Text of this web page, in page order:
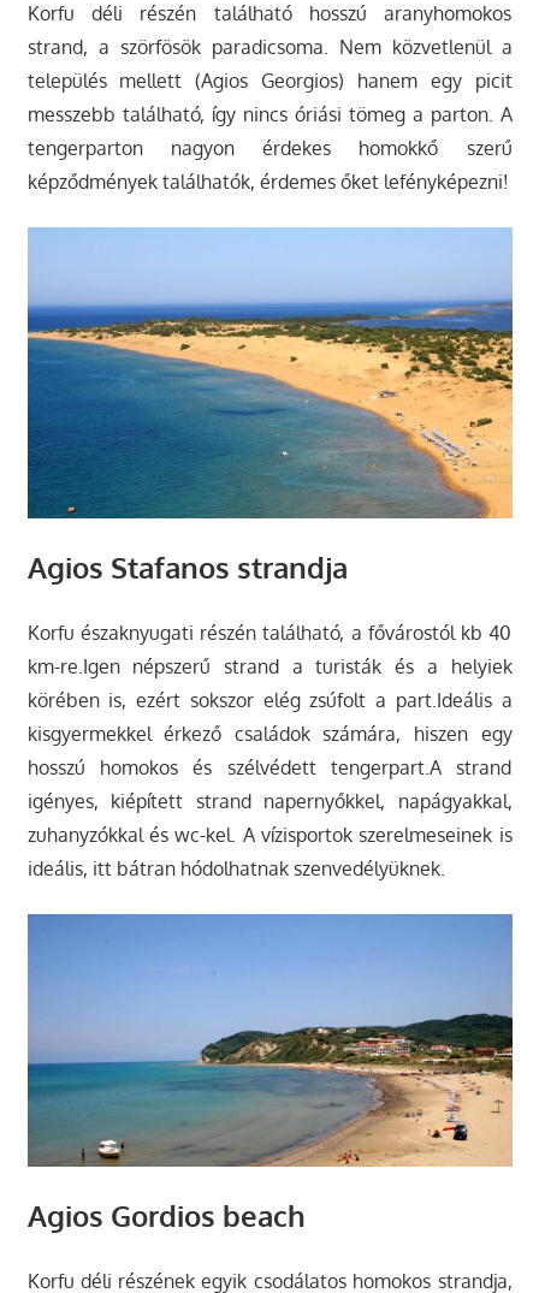
Korfu déli részén található hosszú aranyhomokos
strand, a szörfösök paradicsoma. Nem közvetlenül a
település mellett (Agios Georgios) hanem egy picit
messzebb található, így nincs óriási tömeg a parton. A
tengerparton nagyon érdekes homokkő szerű
képződmények találhatók, érdemes őket lefényképezni!
Agios Stafanos strandja
Korfu északnyugati részén található, a fővárostól kb 40
km-re.Igen népszerű strand a turisták és a helyiek
körében is, ezért sokszor elég zsúfolt a part.Ideális a
kisgyermekkel érkező családok számára, hiszen egy
hosszú homokos és szélvédett tengerpart.A strand
igényes, kiépített strand napernyőkkel, napágyakkal,
zuhanyzókkal és wc-kel. A vízisportok szerelmeseinek is
ideális, itt bátran hódolhatnak szenvedélyüknek.
Agios Gordios beach
Korfu déli részének egyik csodálatos homokos strandja,